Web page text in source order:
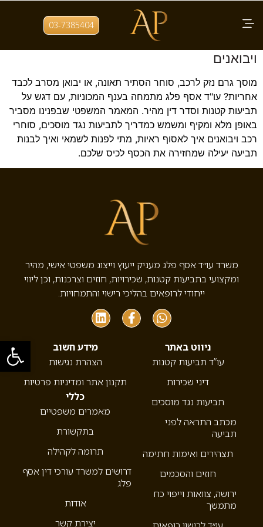
פתח
03-7385404 תגית: פיצוי זכויות בעלי רכב
מדריך מקיף לתביעות נגד מוסכים, סוחרי רכב
ויבואנים
מוסך גרם נזק לרכב, סוחר הסתיר תאונה, או יבואן מסרב לכבד
אחריות? עו"ד אסף פלג מתמחה בענף המכוניות, עם דגש על
תביעות קטנות וסדר דין מהיר. המאמר המשפטי שבפנינו מסביר
באופן מלא ומקיף ומשמש כמדריך לתביעות נגד מוסכים, סוחרי
רכב ויבואנים איך לאסוף ראיות, מתי לפנות לשמאי ואיך לבנות
תביעה יעילה שמחזירה את הכסף לכיס שלכם.
משרד עו״ד אסף פלג מעניק ייעוץ וייצוג משפטי אישי, מהיר
ומקצועי בתביעות קטנות, שכירויות, חוזים וצרכנות, וכן ליווי
ייחודי לרופאים בהליכי רישוי והתמחויות.
ניווט באתר
עו”ד תביעות קטנות
דיני שכירות
תביעות נגד מוסכים
מכתב התראה לפני
תביעה
תצהירים ואימות חתימה
חוזים והסכמים
ירושה, צוואות וייפוי כח
מתמשך
מידע חשוב
הצהרת נגישות
תקנון אתר ומדיניות פרטיות
כללי
מאמרים משפטיים
בתקשורת
תרומה לקהילה
דרושים למשרד עורכי דין אסף
פלג
אודות
יצירת קשר